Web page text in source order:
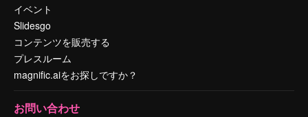
イベント
Slidesgo
コンテンツを販売する
プレスルーム
magnific.aiをお探しですか？
お問い合わせ